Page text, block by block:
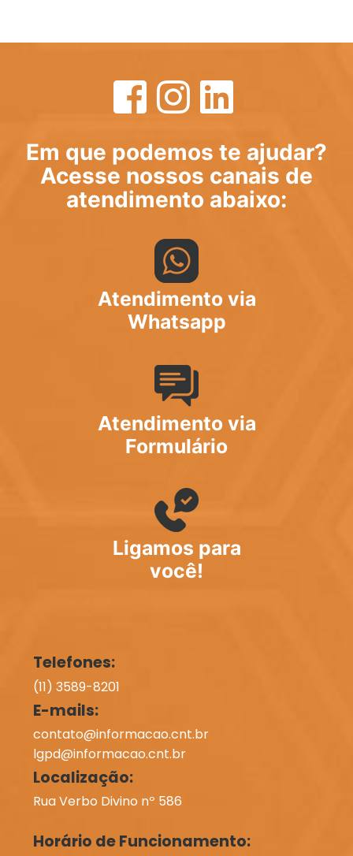
Em que podemos te ajudar?
Acesse nossos canais de
atendimento abaixo:
Atendimento via
Whatsapp
Atendimento via
Formulário
Ligamos para
você!
Telefones:
(11) 3589-8201
E-mails:
contato@informacao.cnt.br
lgpd@informacao.cnt.br
Localização:
Rua Verbo Divino nº 586
Horário de Funcionamento: